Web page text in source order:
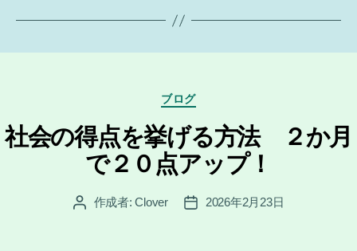
カ
テ
ゴ
リ
ー
ブログ
社会の得点を挙げる方法 ２か月
で２０点アップ！
投 作成者:Clover
投
2026年2月23日